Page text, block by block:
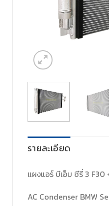
รายละเอียด
แผงแอร์ บีเอ็ม ซีรี่ 3
AC Condenser BMW